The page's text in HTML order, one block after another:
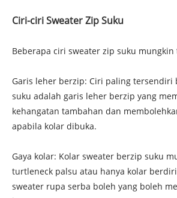
Ciri-ciri Sweater Zip Suku
Beberapa ciri sweater zip suku mungkin
Garis leher berzip: Ciri paling tersendiri
suku adalah garis leher berzip yang
kehangatan tambahan dan
apabila kolar dibuka.
Gaya kolar: Kolar sweater berzip suku
turtleneck palsu atau hanya kolar
sweater rupa serba boleh yang boleh